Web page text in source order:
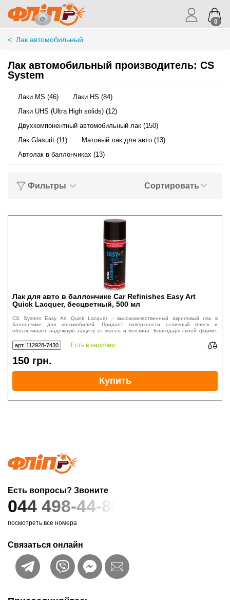
0
< Лак автомобильный
Лак автомобильный производитель: CS
System
Лаки MS (46)
Лаки HS (84)
Лаки UHS (Ultra High solids) (12)
Двухкомпонентный автомобильный лак (150)
Лак Glasurit (11)
Матовый лак для авто (13)
Автолак в баллончиках (13)
Фильтры Сортировать
Лак для авто в баллончике Car Refinishes Easy Art
Quick Lacquer, бесцветный, 500 мл
CS System Easy Art Quick Lacquer - высококачественный акриловый лак в
баллончике для автомобилей. Придает поверхности отличный блеск и
обеспечивает надежную защиту от масел и бензина. Благодаря своей форме,
арт. 112928-7430 Есть в наличии
150 грн.
Купить
Есть вопросы? Звоните
044 498-44-89
посмотреть все номера
Связаться онлайн